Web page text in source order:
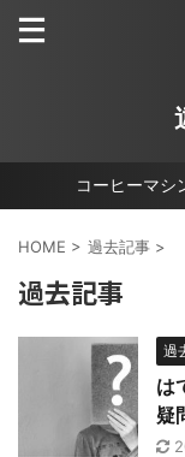
コーヒーマシ
HOME > 過去記事 >
過去記事
過
は
疑